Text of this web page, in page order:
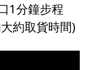
1分鐘步程
約取貨時間)